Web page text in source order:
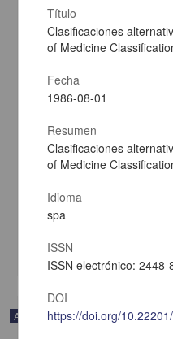
I, II, II Y IV Coloquio sobre
programa para formación de
bibliotecología para América
información bibliográfica
de la Información, UNAM
1986-08-01
Ciencias Sociales y Económicas
Artículo
Título
Clasificaciones
of Medicine
Fecha
1986-08-01
Resumen
Clasificaciones
of Medicine
Idioma
spa
ISSN
ISSN electrónico: 2448-
DOI
https://doi.org/